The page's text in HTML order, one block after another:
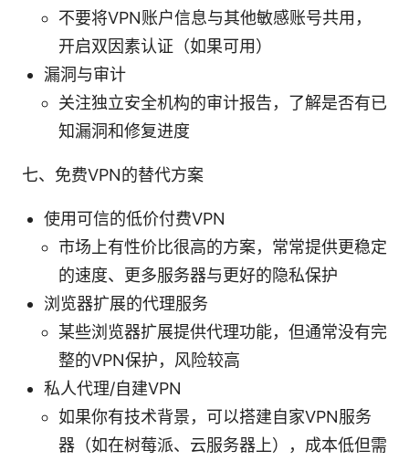
不要将VPN账户信息与其他敏感账号共用，
开启双因素认证（如果可用）
漏洞与审计
关注独立安全机构的审计报告，了解是否有已
知漏洞和修复进度
七、免费VPN的替代方案
使用可信的低价付费VPN
市场上有性价比很高的方案，常常提供更稳定
的速度、更多服务器与更好的隐私保护
浏览器扩展的代理服务
某些浏览器扩展提供代理功能，但通常没有完
整的VPN保护，风险较高
私人代理/自建VPN
如果你有技术背景，可以搭建自家VPN服务
器（如在树莓派、云服务器上），成本低但需